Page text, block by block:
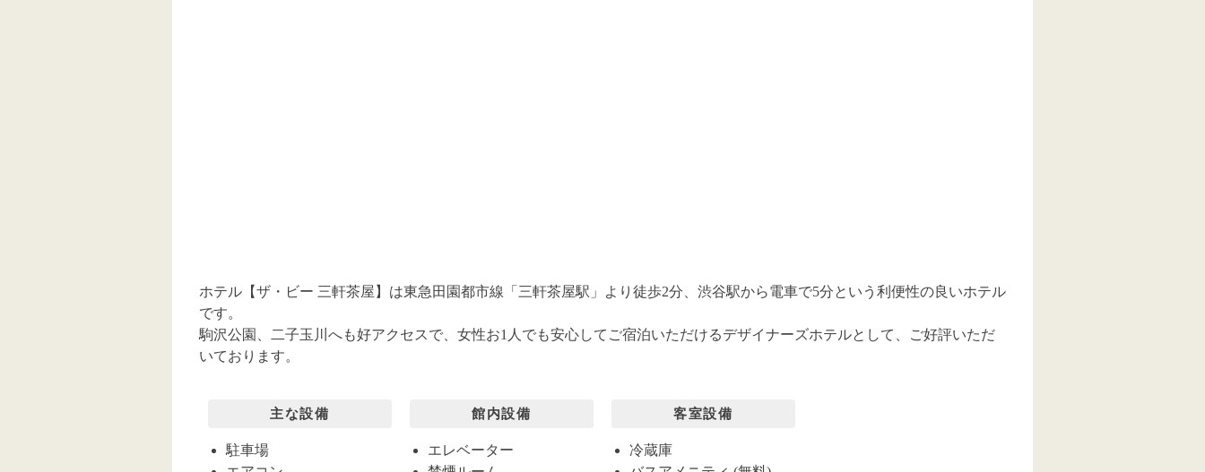
ホテル【ザ・ビー 三軒茶屋】は東急田園都市線「三軒茶屋駅」より徒歩2分、渋谷駅から電車で5分という利便性の良いホテル
です。
駒沢公園、二子玉川へも好アクセスで、女性お1人でも安心してご宿泊いただけるデザイナーズホテルとして、ご好評いただ
いております。
主な設備
駐車場
館内設備
エレベーター
客室設備
冷蔵庫